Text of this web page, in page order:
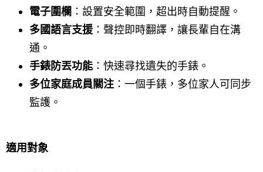
電子圍欄 ：設置安全範圍，超出時自動提醒。
多國語言支援 ：聲控即時翻譯，讓長輩自在溝
通。
手錶防丟功能 ：快速尋找遺失的手錶。
多位家庭成員關注 ：一個手錶，多位家人可同步
監護。
適用對象